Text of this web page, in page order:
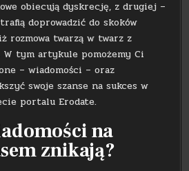
obiecują dyskrecję, z drugiej –
doprowadzić do skoków
rozmowa twarzą w twarz z
W tym artykule pomożemy Ci
– wiadomości – oraz
swoje szanse na sukces w
portalu Erodate.
na
znikają?